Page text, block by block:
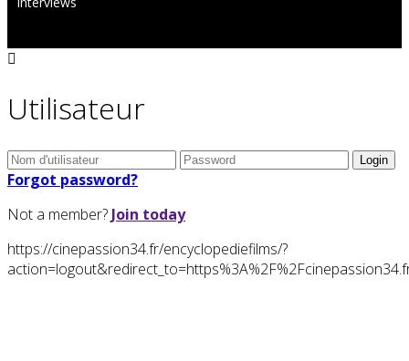
Utilisateur
Forgot password?
Not a member? Join today
https://cinepassion34.fr/encyclopediefilms/?